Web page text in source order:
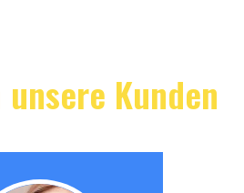
unsere Kunden